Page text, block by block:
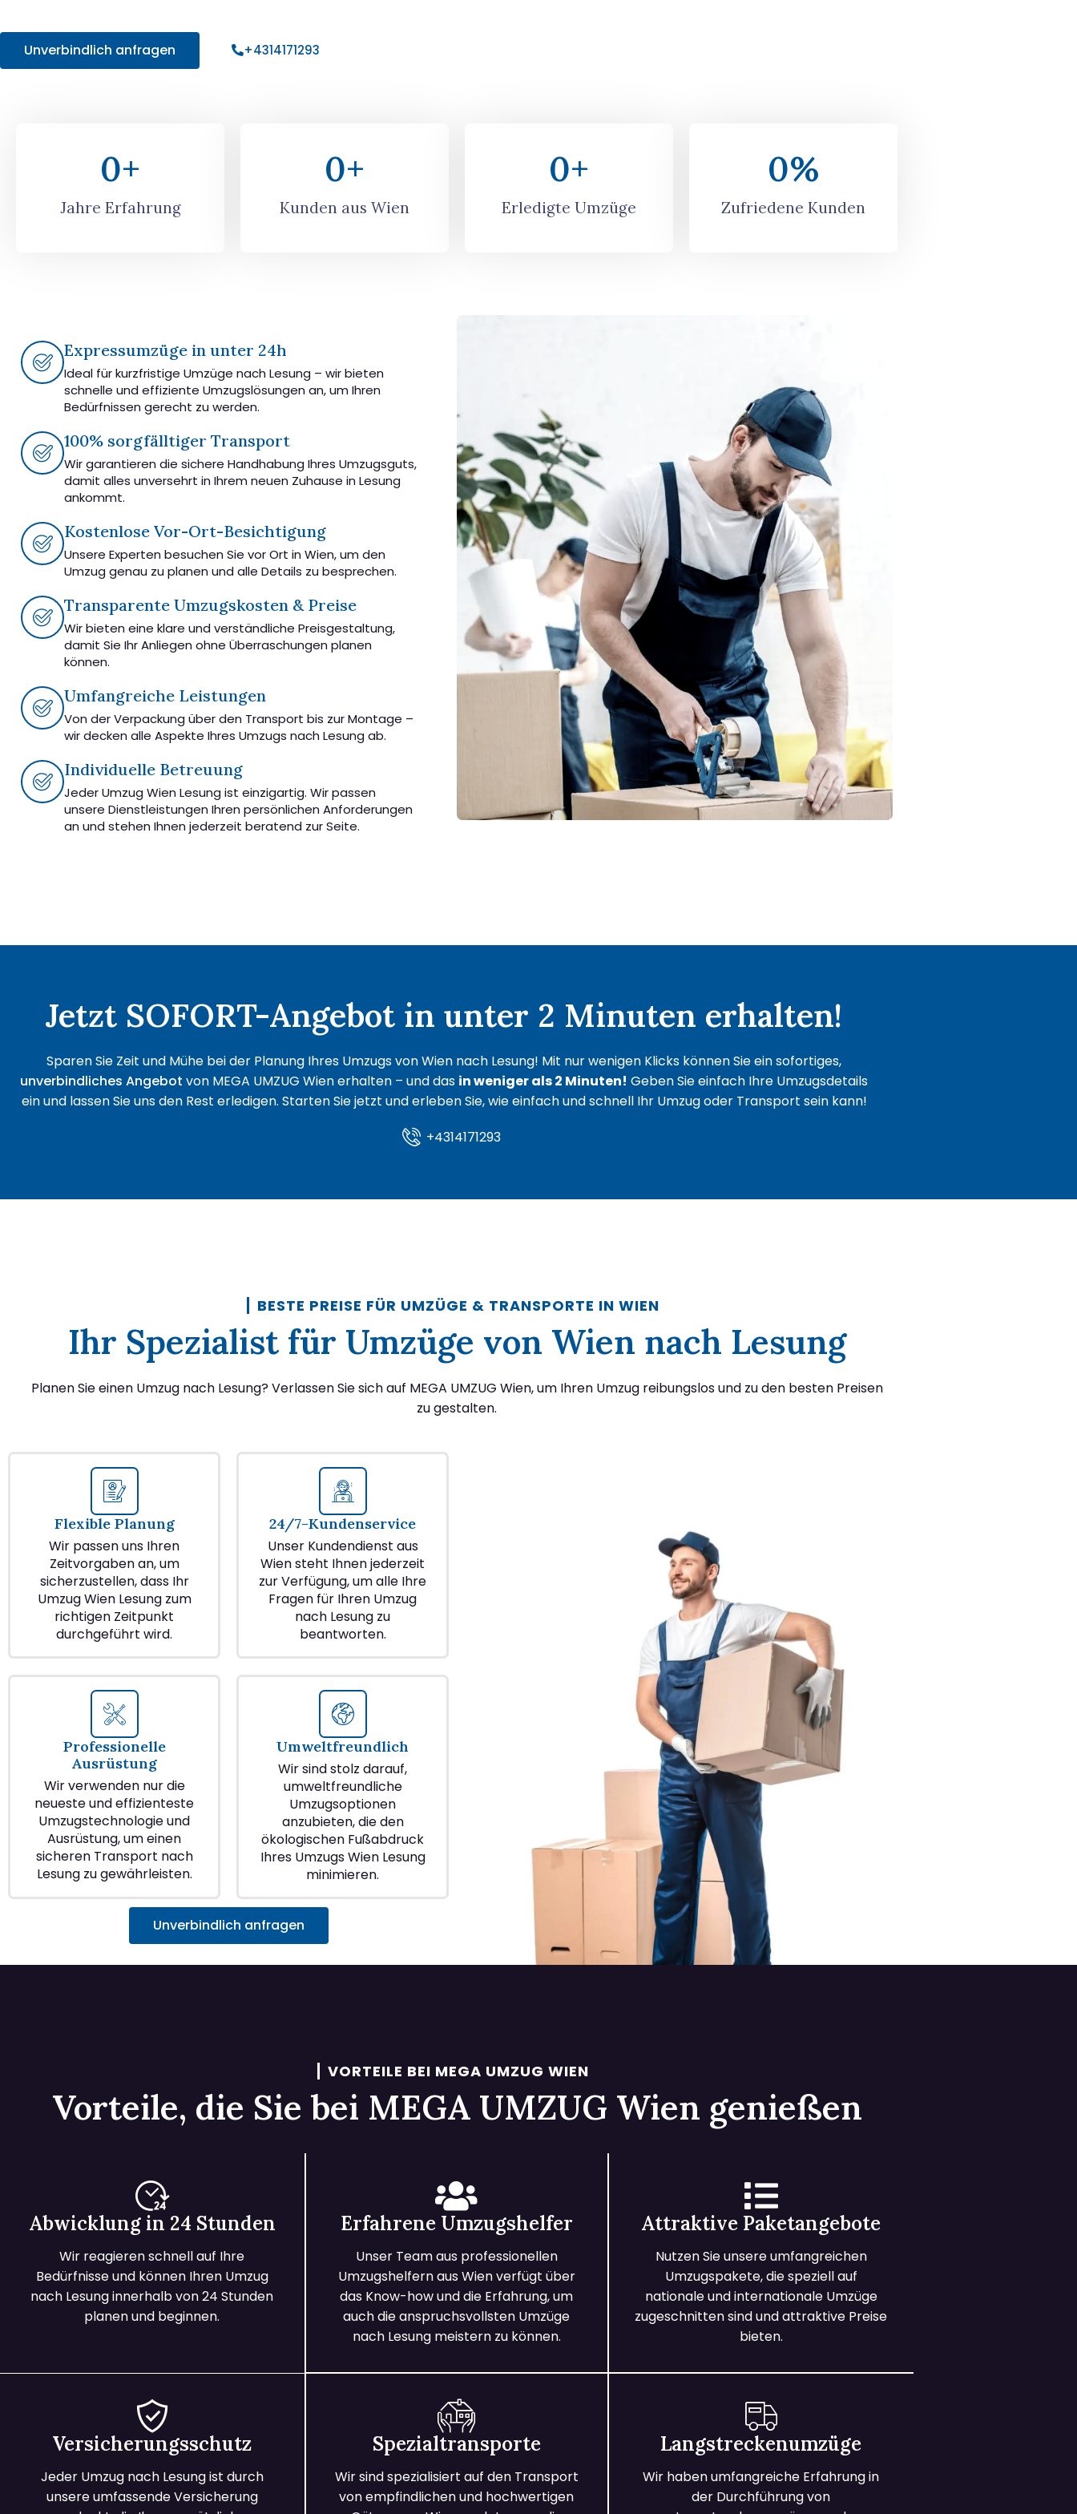
Unverbindlich anfragen +4314171293
Jahre Erfahrung
0+
Kunden aus Wien
0+
Erledigte Umzüge
0+
Zufriedene Kunden
0%
Expressumzüge in unter 24h
Ideal für kurzfristige Umzüge nach Lesung – wir bieten
schnelle und effiziente Umzugslösungen an, um Ihren
Bedürfnissen gerecht zu werden.
100% sorgfälltiger Transport
Wir garantieren die sichere Handhabung Ihres Umzugsguts,
damit alles unversehrt in Ihrem neuen Zuhause in Lesung
ankommt.
Kostenlose Vor-Ort-Besichtigung
Unsere Experten besuchen Sie vor Ort in Wien, um den
Umzug genau zu planen und alle Details zu besprechen.
Transparente Umzugskosten & Preise
Wir bieten eine klare und verständliche Preisgestaltung,
damit Sie Ihr Anliegen ohne Überraschungen planen
können.
Umfangreiche Leistungen
Von der Verpackung über den Transport bis zur Montage –
wir decken alle Aspekte Ihres Umzugs nach Lesung ab.
Individuelle Betreuung
Jeder Umzug Wien Lesung ist einzigartig. Wir passen
unsere Dienstleistungen Ihren persönlichen Anforderungen
an und stehen Ihnen jederzeit beratend zur Seite.
Jetzt SOFORT-Angebot in unter 2 Minuten erhalten!
Sparen Sie Zeit und Mühe bei der Planung Ihres Umzugs von Wien nach Lesung! Mit nur wenigen Klicks können Sie ein sofortiges,
unverbindliches Angebot von MEGA UMZUG Wien erhalten – und das in weniger als 2 Minuten! Geben Sie einfach Ihre Umzugsdetails
ein und lassen Sie uns den Rest erledigen. Starten Sie jetzt und erleben Sie, wie einfach und schnell Ihr Umzug oder Transport sein kann!
+4314171293
BESTE PREISE FÜR UMZÜGE & TRANSPORTE IN WIEN
Ihr Spezialist für Umzüge von Wien nach Lesung
Planen Sie einen Umzug nach Lesung? Verlassen Sie sich auf MEGA UMZUG Wien, um Ihren Umzug reibungslos und zu den besten Preisen
zu gestalten.
Flexible Planung
Wir passen uns Ihren
Zeitvorgaben an, um
sicherzustellen, dass Ihr
Umzug Wien Lesung zum
richtigen Zeitpunkt
durchgeführt wird.
24/7-Kundenservice
Unser Kundendienst aus
Wien steht Ihnen jederzeit
zur Verfügung, um alle Ihre
Fragen für Ihren Umzug
nach Lesung zu
beantworten.
Professionelle
Ausrüstung
Wir verwenden nur die
neueste und effizienteste
Umzugstechnologie und
Ausrüstung, um einen
sicheren Transport nach
Lesung zu gewährleisten.
Umweltfreundlich
Wir sind stolz darauf,
umweltfreundliche
Umzugsoptionen
anzubieten, die den
ökologischen Fußabdruck
Ihres Umzugs Wien Lesung
minimieren.
Unverbindlich anfragen
VORTEILE BEI MEGA UMZUG WIEN
Vorteile, die Sie bei MEGA UMZUG Wien genießen
Abwicklung in 24 Stunden
Wir reagieren schnell auf Ihre
Bedürfnisse und können Ihren Umzug
nach Lesung innerhalb von 24 Stunden
planen und beginnen.
Erfahrene Umzugshelfer
Unser Team aus professionellen
Umzugshelfern aus Wien verfügt über
das Know-how und die Erfahrung, um
auch die anspruchsvollsten Umzüge
nach Lesung meistern zu können.
Attraktive Paketangebote
Nutzen Sie unsere umfangreichen
Umzugspakete, die speziell auf
nationale und internationale Umzüge
zugeschnitten sind und attraktive Preise
bieten.
Versicherungsschutz
Jeder Umzug nach Lesung ist durch
unsere umfassende Versicherung
Spezialtransporte
Wir sind spezialisiert auf den Transport
von empfindlichen und hochwertigen
Langstreckenumzüge
Wir haben umfangreiche Erfahrung in
der Durchführung von